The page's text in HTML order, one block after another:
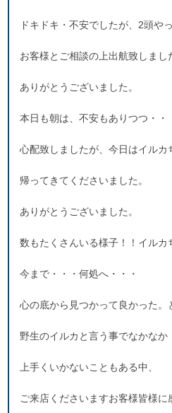
ドキドキ・不安でしたが、2頭や
お客様とご相談の上出航致しまし
ありがとうございました。
本日も朝は、不安もありつつ・・
心配致しましたが、今日はイルカ
帰ってきてくださいました。
ありがとうございました。
数もたくさんいる様子！！イルカ
今まで・・・何処へ・・・
心の底から見つかって良かった。
野生のイルカと言う事でなかなか
上手くいかないこともある中、
ご来店くださいますお客様皆様に